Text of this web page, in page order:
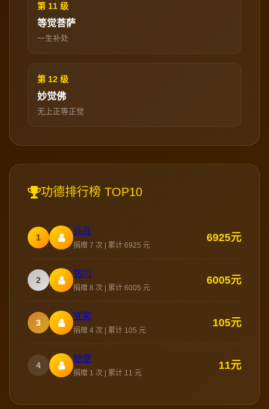
第 11 级
等觉菩萨
一生补处
第 12 级
妙觉佛
无上正等正觉
功德排行榜 TOP10
1
兵兵
捐赠 7 次 | 累计 6925 元
6925元
2
铭川
捐赠 8 次 | 累计 6005 元
6005元
3
宜荣
捐赠 4 次 | 累计 105 元
105元
4
随便
捐赠 1 次 | 累计 11 元
11元